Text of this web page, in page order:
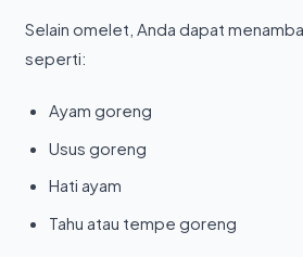
Selain omelet, Anda dapat
seperti:
Ayam goreng
Usus goreng
Hati ayam
Tahu atau tempe goreng